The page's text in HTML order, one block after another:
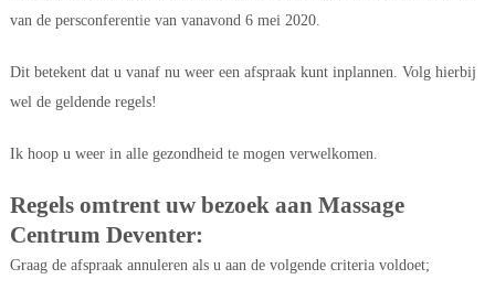
van de persconferentie van vanavond 6 mei 2020.
Dit betekent dat u vanaf nu weer een afspraak kunt inplannen. Volg hierbij
wel de geldende regels!
Ik hoop u weer in alle gezondheid te mogen verwelkomen.
Regels omtrent uw bezoek aan Massage
Centrum Deventer:
Graag de afspraak annuleren als u aan de volgende criteria voldoet;